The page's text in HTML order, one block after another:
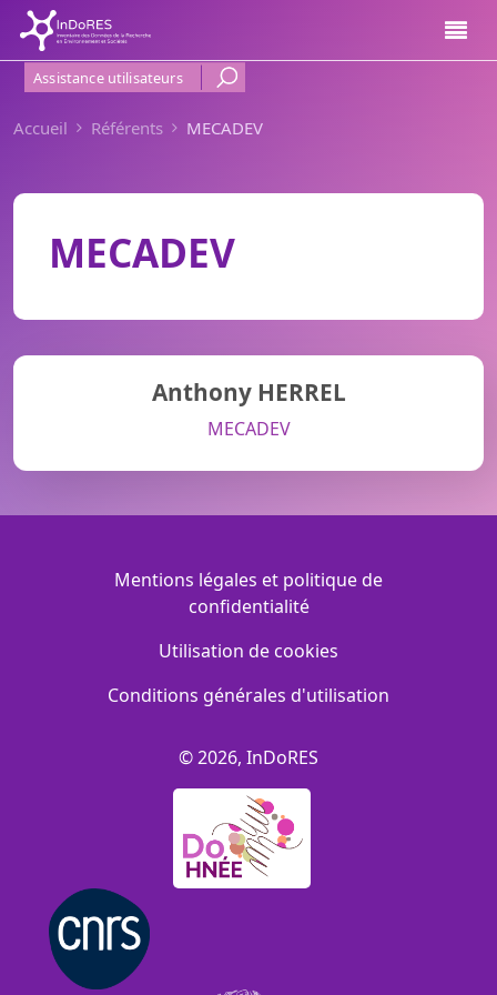
Aller au contenu principal
Menu Haut de page
Assistance utilisateurs
Accueil Référents MECADEV
MECADEV
Anthony HERREL
MECADEV
Menu Footer
Mentions légales et politique de
confidentialité
Utilisation de cookies
Conditions générales d'utilisation
© 2026, InDoRES